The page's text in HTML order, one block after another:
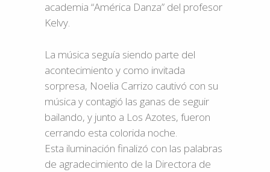
academia “América Danza” del profesor
Kelvy.
La música seguía siendo parte del
acontecimiento y como invitada
sorpresa, Noelia Carrizo cautivó con su
música y contagió las ganas de seguir
bailando, y junto a Los Azotes, fueron
cerrando esta colorida noche.
Esta iluminación finalizó con las palabras
de agradecimiento de la Directora de